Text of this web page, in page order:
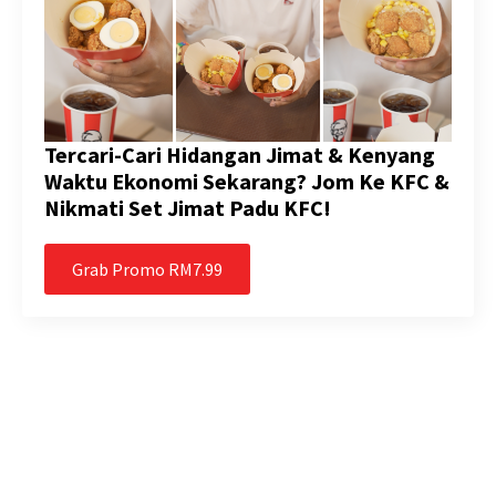
Tercari-Cari Hidangan Jimat & Kenyang
Waktu Ekonomi Sekarang? Jom Ke KFC &
Nikmati Set Jimat Padu KFC!
Grab Promo RM7.99